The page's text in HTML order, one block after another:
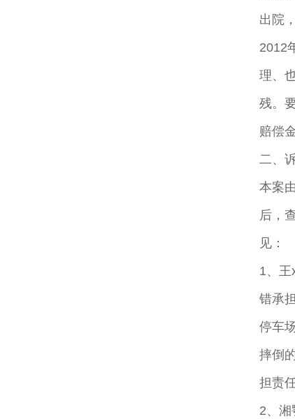
出院
2012
理、
残。
赔偿
二、
本案
后，
见：
1、王
错承
停车
摔倒
担责任
2、